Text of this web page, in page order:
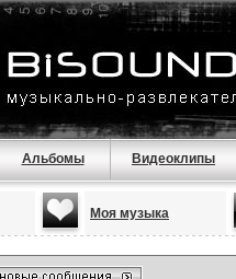
Альбомы Видеоклипы
Моя музыка